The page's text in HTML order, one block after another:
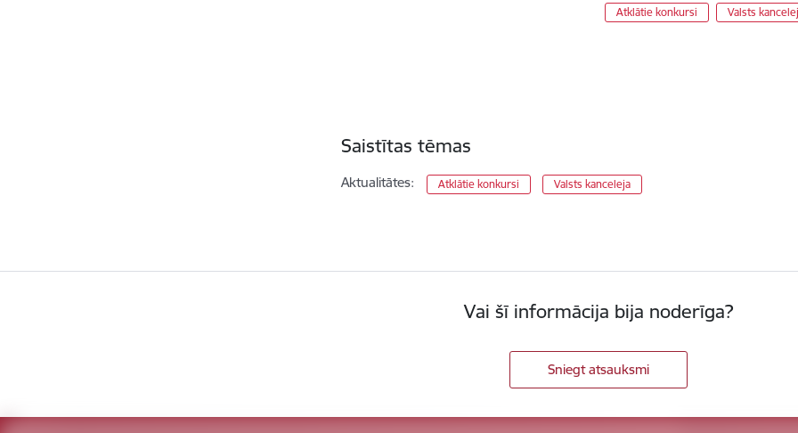
Atklātie konkursi Valsts
Saistītas tēmas
Aktualitātes: Atklātie konkursi Valsts kanceleja
Vai šī informācija bija noderīga?
Sniegt atsauksmi